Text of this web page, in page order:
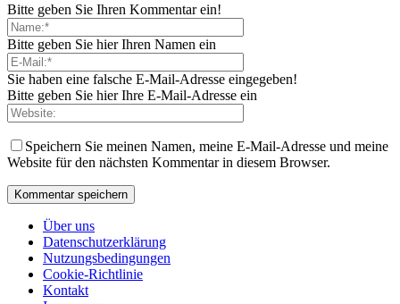
Bitte geben Sie Ihren Kommentar ein!
Bitte geben Sie hier Ihren Namen ein
Sie haben eine falsche E-Mail-Adresse eingegeben!
Bitte geben Sie hier Ihre E-Mail-Adresse ein
Speichern Sie meinen Namen, meine E-Mail-Adresse und meine
Website für den nächsten Kommentar in diesem Browser.
Über uns
Datenschutzerklärung
Nutzungsbedingungen
Cookie-Richtlinie
Kontakt